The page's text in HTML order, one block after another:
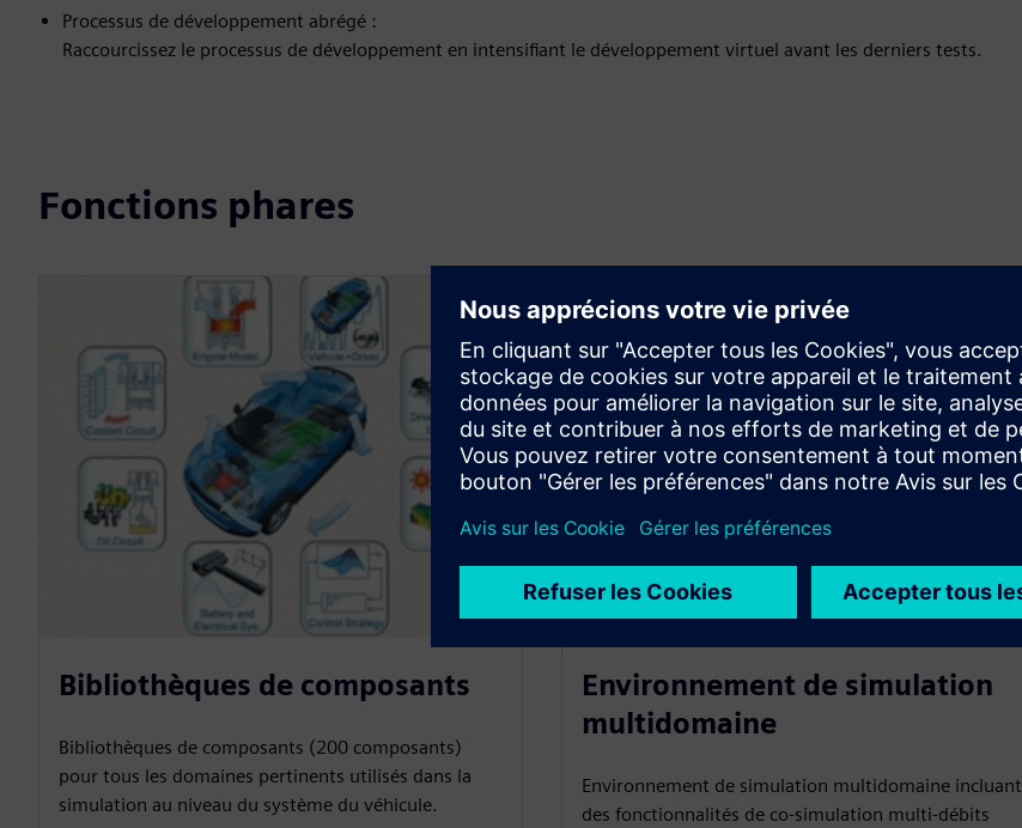
Processus de développement abrégé :
Raccourcissez le processus de développement en intensifiant le développement virtuel avant les derniers tests.
Fonctions phares
Bibliothèques de composants
Bibliothèques de composants (200 composants)
pour tous les domaines pertinents utilisés dans la
simulation au niveau du système du véhicule.
Environnement de simulation
multidomaine
Environnement de simulation multidomaine incluant
des fonctionnalités de co-simulation multi-débits